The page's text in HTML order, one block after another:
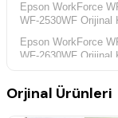
Epson WorkForce
WF-2530WF Orijinal
Epson WorkForce
WF-2630WF Orijinal
WF-2660DWF
Orjinal Ürünleri